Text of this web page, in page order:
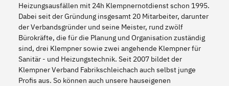
Heizungsausfällen mit 24h Klempnernotdienst schon 1995.
Dabei seit der Gründung insgesamt 20 Mitarbeiter, darunter
der Verbandsgründer und seine Meister, rund zwölf
Bürokräfte, die für die Planung und Organisation zuständig
sind, drei Klempner sowie zwei angehende Klempner für
Sanitär - und Heizungstechnik. Seit 2007 bildet der
Klempner Verband Fabrikschleichach auch selbst junge
Profis aus. So können auch unsere hauseigenen